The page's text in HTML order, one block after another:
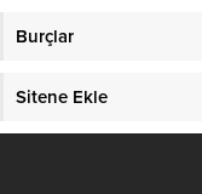
Burçlar
Sitene Ekle